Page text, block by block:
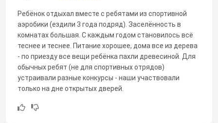
Ребёнок отдыхал вместе с ребятами из спортивной
аэробики (ездили 3 года подряд). Заселённость в
комнатах большая. С каждым годом становилось всё
теснее и теснее. Питание хорошее, дома все из дерева
- по приезду все вещи ребёнка пахли древесиной. Для
обычных ребят (не для спортивных отрядов)
устраивали разные конкурсы - наши участвовали
только на дне открытых дверей.